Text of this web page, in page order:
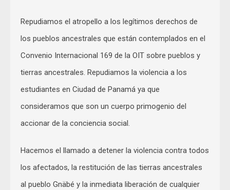
Repudiamos el atropello a los legítimos derechos de
los pueblos ancestrales que están contemplados en el
Convenio Internacional 169 de la OIT sobre pueblos y
tierras ancestrales. Repudiamos la violencia a los
estudiantes en Ciudad de Panamá ya que
consideramos que son un cuerpo primogenio del
accionar de la conciencia social.
Hacemos el llamado a detener la violencia contra todos
los afectados, la restitución de las tierras ancestrales
al pueblo Gnäbé y la inmediata liberación de cualquier